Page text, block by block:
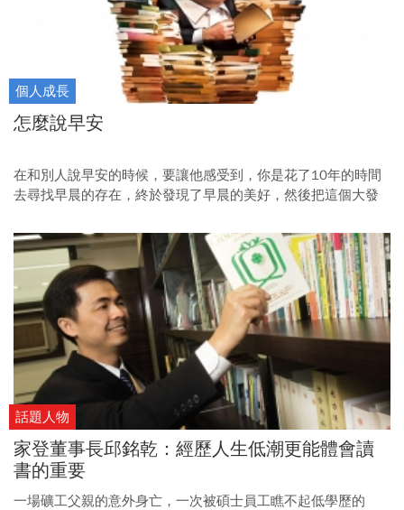
個人成長
怎麼說早安
在和別人說早安的時候，要讓他感受到，你是花了10年的時間
去尋找早晨的存在，終於發現了早晨的美好，然後把這個大發
話題人物
家登董事長邱銘乾：經歷人生低潮更能體會讀
書的重要
一場礦工父親的意外身亡，一次被碩士員工瞧不起低學歷的